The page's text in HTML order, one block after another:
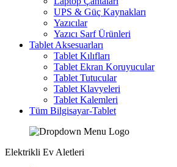
UPS & Güç Kaynakları
Yazıcılar
Yazıcı Sarf Ürünleri
Tablet Aksesuarları
Tablet Kılıfları
Tablet Ekran Koruyucular
Tablet Tutucular
Tablet Klavyeleri
Tablet Kalemleri
Tüm Bilgisayar-Tablet
Elektrikli Ev Aletleri